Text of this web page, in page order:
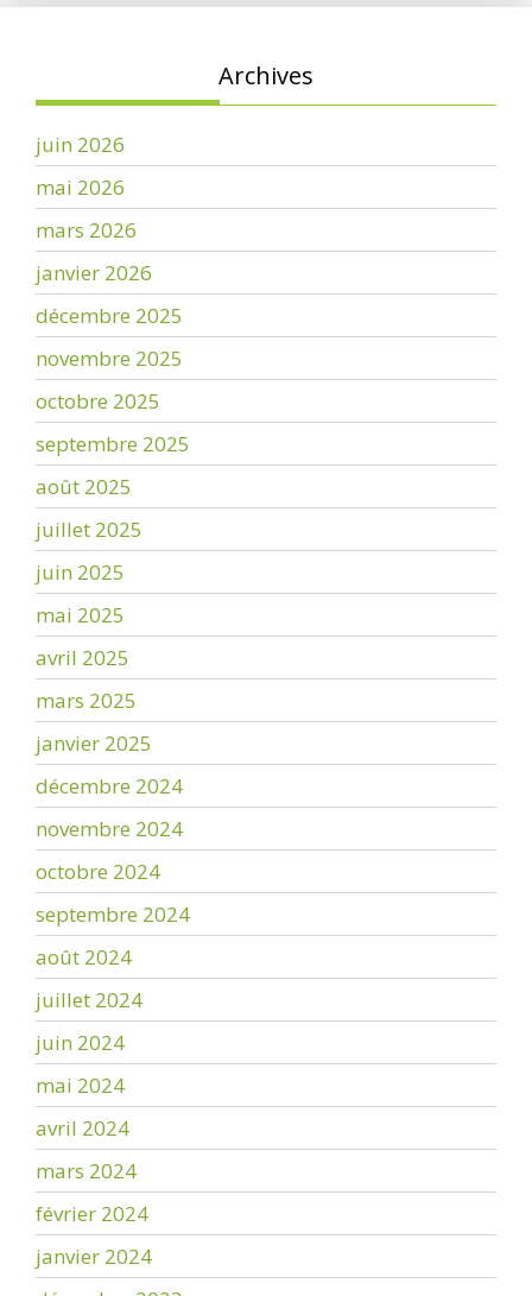
Archives
juin 2026
mai 2026
mars 2026
janvier 2026
décembre 2025
novembre 2025
octobre 2025
septembre 2025
août 2025
juillet 2025
juin 2025
mai 2025
avril 2025
mars 2025
janvier 2025
décembre 2024
novembre 2024
octobre 2024
septembre 2024
août 2024
juillet 2024
juin 2024
mai 2024
avril 2024
mars 2024
février 2024
janvier 2024